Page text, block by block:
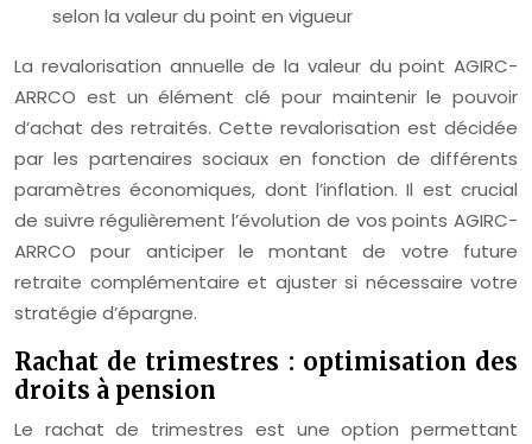
selon la valeur du point en vigueur
La revalorisation annuelle de la valeur du point AGIRC-
ARRCO est un élément clé pour maintenir le pouvoir
d’achat des retraités. Cette revalorisation est décidée
par les partenaires sociaux en fonction de différents
paramètres économiques, dont l’inflation. Il est crucial
de suivre régulièrement l’évolution de vos points AGIRC-
ARRCO pour anticiper le montant de votre future
retraite complémentaire et ajuster si nécessaire votre
stratégie d’épargne.
Rachat de trimestres : optimisation des
droits à pension
Le rachat de trimestres est une option permettant